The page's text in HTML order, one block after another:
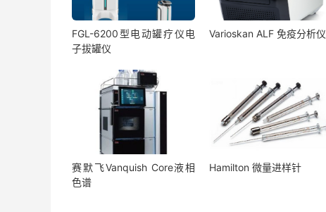
FGL-6200型电动罐疗仪电
子拔罐仪
Varioskan ALF 免疫分析仪
赛默飞Vanquish Core液相
色谱
Hamilton 微量进样针